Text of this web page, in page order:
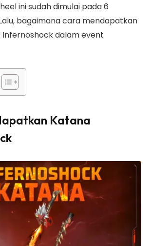
ini sudah dimulai pada 6
bagaimana cara mendapatkan
dalam event
Katana